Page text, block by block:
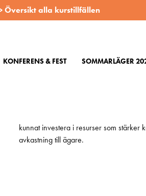
> Översikt alla kurstillfällen
KONFERENS & FEST SOMMARLÄGER
kunnat investera i resurser som stärker
avkastning till ägare.